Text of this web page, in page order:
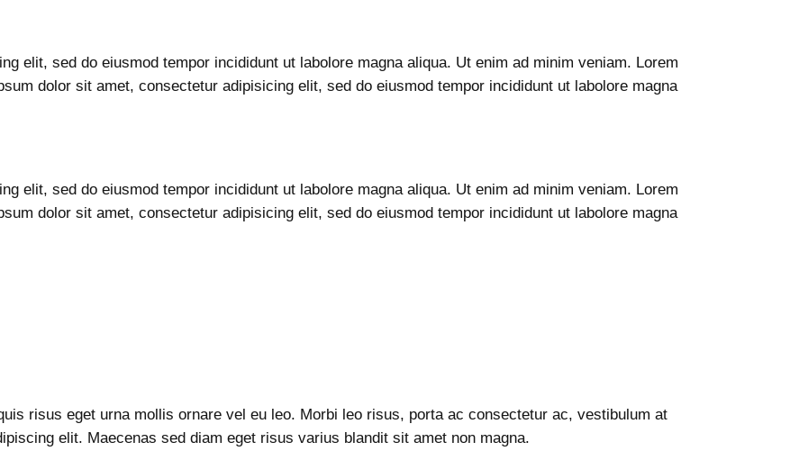
elit, sed do eiusmod tempor incididunt ut labolore magna aliqua. Ut enim ad minim veniam. Lorem
dolor sit amet, consectetur adipisicing elit, sed do eiusmod tempor incididunt ut labolore magna
elit, sed do eiusmod tempor incididunt ut labolore magna aliqua. Ut enim ad minim veniam. Lorem
dolor sit amet, consectetur adipisicing elit, sed do eiusmod tempor incididunt ut labolore magna
risus eget urna mollis ornare vel eu leo. Morbi leo risus, porta ac consectetur ac, vestibulum at
elit. Maecenas sed diam eget risus varius blandit sit amet non magna.